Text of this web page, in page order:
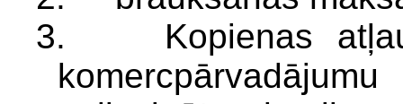
3. Kopienas